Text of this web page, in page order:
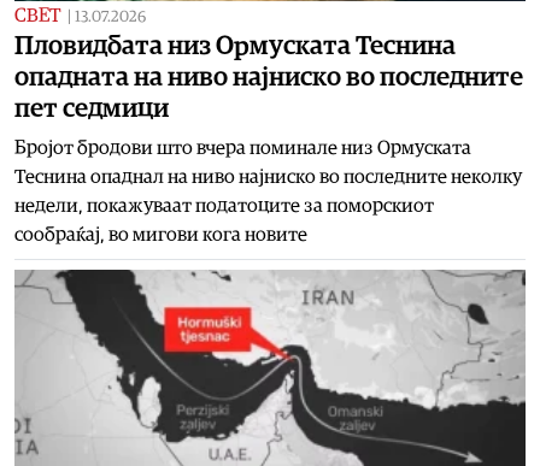
СВЕТ 13.07.2026
Пловидбата низ Ормуската Теснина
опадната на ниво најниско во последните
пет седмици
Бројот бродови што вчера поминале низ Ормуската
Теснина опаднал на ниво најниско во последните неколку
недели, покажуваат податоците за поморскиот
сообраќај, во мигови кога новите